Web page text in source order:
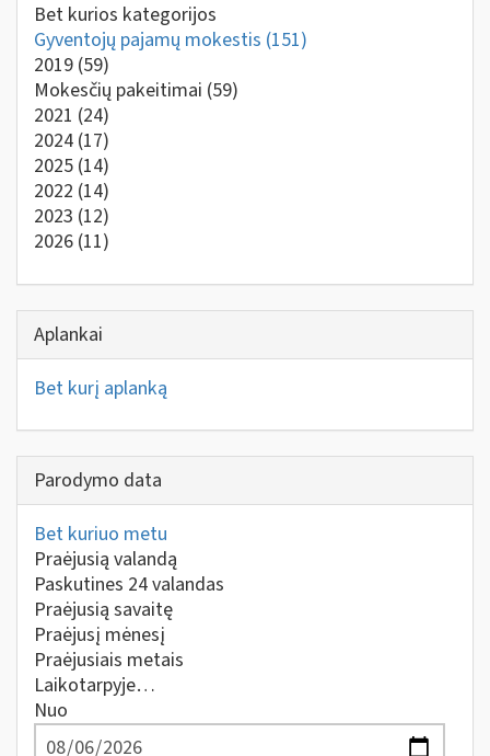
Bet kurios kategorijos
Gyventojų pajamų mokestis (151)
2019 (59)
Mokesčių pakeitimai (59)
2021 (24)
2024 (17)
2025 (14)
2022 (14)
2023 (12)
2026 (11)
Aplankai
Bet kurį aplanką
Parodymo data
Bet kuriuo metu
Praėjusią valandą
Paskutines 24 valandas
Praėjusią savaitę
Praėjusį mėnesį
Praėjusiais metais
Laikotarpyje…
Nuo